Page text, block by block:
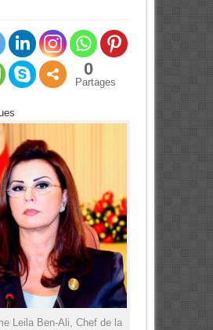
0
Partages
Leila Ben-Ali, Chef de la